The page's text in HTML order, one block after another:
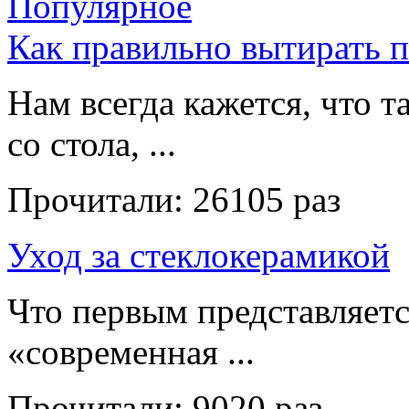
Как правильно вытирать
Нам всегда кажется, что
со стола, ...
Прочитали: 26105 раз
Уход за стеклокерамикой
Что первым
«современная ...